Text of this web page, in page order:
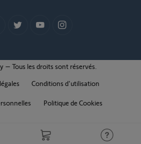
– Tous les droits sont réservés.
Conditions d'utilisation
Politique de Cookies